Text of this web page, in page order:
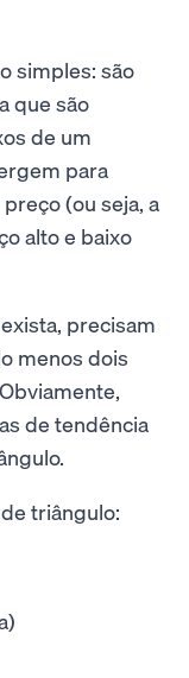
simples: são
que são
de um
para
(ou seja, a
alto e baixo
precisam
menos dois
de tendência
triângulo: